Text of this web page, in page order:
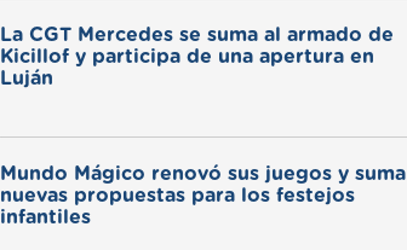
La CGT Mercedes se suma al armado de
Kicillof y participa de una apertura en
Luján
Mundo Mágico renovó sus juegos y suma
nuevas propuestas para los festejos
infantiles